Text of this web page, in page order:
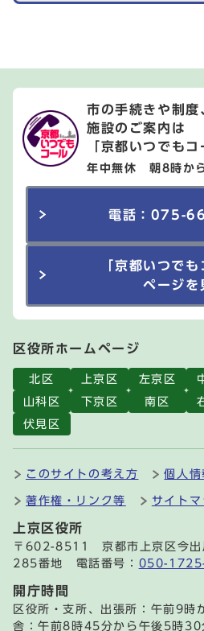
市の手続きや制度
施設のご案内は
「京都いつでもコ
年中無休 朝8時か
電話：075-
「京都いつで
ページを
区役所ホームページ
北区 上京区 左京区
山科区
下京区 南区
伏見区
このサイトの考え方 個人情
著作権・リンク等 サイトマ
上京区役所
〒602-8511 京都市上京区今出
285番地 電話番号： 050-
開庁時間
区役所・支所、出張所：午前9
舎：午前8時45分から午後5時